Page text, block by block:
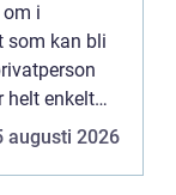
i
som kan bli
helt enkelt
augusti 2026